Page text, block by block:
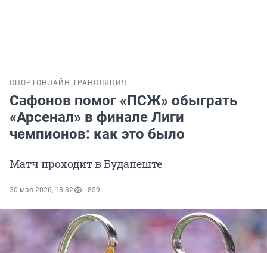
СПОРТОНЛАЙН-ТРАНСЛЯЦИЯ
Сафонов помог «ПСЖ» обыграть
«Арсенал» в финале Лиги
чемпионов: как это было
Матч проходит в Будапеште
30 мая 2026, 18:32 859